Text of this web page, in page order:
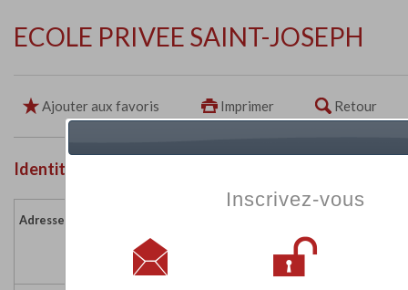
ECOLE PRIVEE SAINT-JOSEPH
Ajouter aux favoris Imprimer Retour
Identité de l'établissement
Adresse :
70220 FOUGEROLLES
Inscrivez-vous